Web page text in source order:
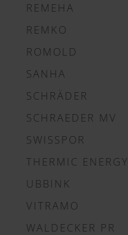
REMEHA
REMKO
ROMOLD
SANHA
SCHRÄDER
SCHRAEDER MV
SWISSPOR
THERMIC ENERGY
UBBINK
VITRAMO
WALDECKER PR